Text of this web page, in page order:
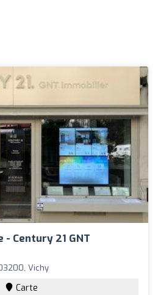
Century 21 GNT
Vichy
Carte